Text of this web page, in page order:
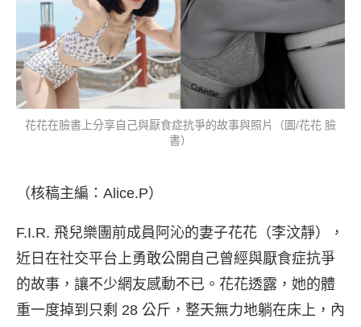
花花在臉書上分享自己與厭食症抗爭的故事與照片（圖/花花 臉
書）
（核稿主編：Alice.P）
F.I.R. 飛兒樂團前成員阿沁的妻子花花（李汶靜），
近日在社交平台上勇敢公開自己曾經與厭食症抗爭
的故事，讓不少網友感動不已。花花透露，她的體
重一度掉到只剩 28 公斤，整天無力地躺在床上，內